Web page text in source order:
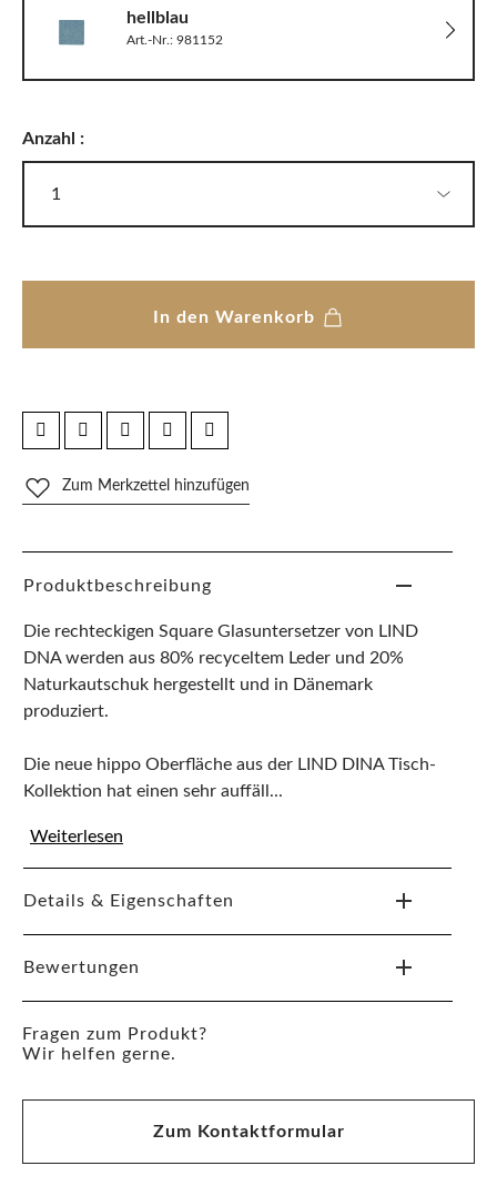
hellblau
Art.-Nr.: 981152
Anzahl :
In den Warenkorb
Zum Merkzettel hinzufügen
Produktbeschreibung
Die rechteckigen Square Glasuntersetzer von LIND
DNA werden aus 80% recyceltem Leder und 20%
Naturkautschuk hergestellt und in Dänemark
produziert.
Die neue hippo Oberfläche aus der LIND DINA Tisch-
Kollektion hat einen sehr auffäll...
Weiterlesen
Details & Eigenschaften
Bewertungen
Fragen zum Produkt?
Wir helfen gerne.
Zum Kontaktformular